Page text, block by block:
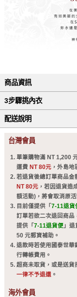
商品資訊
3步驟挑內衣
配送說明
台灣會員
單筆購物滿 NT 1,200
運費 NT 80元，外島地
若退貨後總訂單商品金
NT 80元，若因退貨造
額活動)，將會取消原
目前僅提供「 7-11退貨
訂單若欲二次退回商品
提供「 7-11退貨便」退
50 元郵資補助。
退款時若使用國泰世華
行轉帳費用。
超商未取貨，或是送貨
一律不予退還。
海外會員